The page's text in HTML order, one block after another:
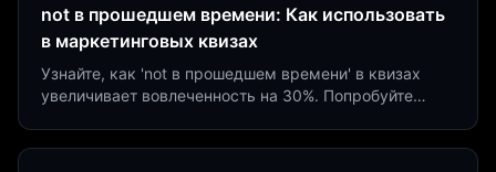
not в прошедшем времени: Как использовать
в маркетинговых квизах
Узнайте, как 'not в прошедшем времени' в квизах
увеличивает вовлеченность на 30%. Попробуйте